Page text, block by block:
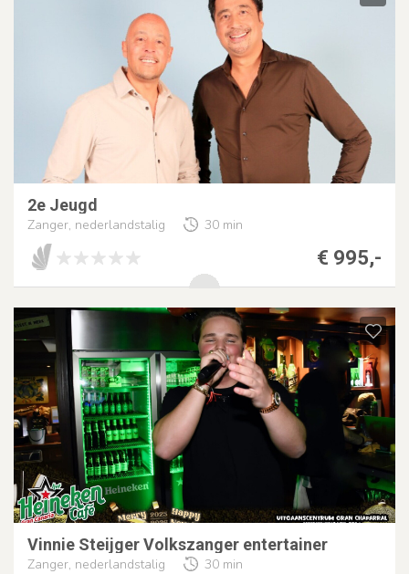
2e Jeugd
Zanger, nederlandstalig 30 min
€ 995,-
Vinnie Steijger Volkszanger entertainer
Zanger, nederlandstalig 30 min